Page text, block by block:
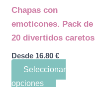
Chapas con
emoticones. Pack de
20 divertidos caretos
Desde 16.80 €
Seleccionar
opciones
en
la